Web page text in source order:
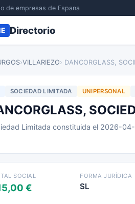
de empresas de Espana
Directorio
›VILLARIEZO› DANCORGLASS,
SOCIEDAD LIMITADA UNIPERSONAL
Limitada constituida el 2026-
SOCIAL
€
FORMA JURÍDICA
SL